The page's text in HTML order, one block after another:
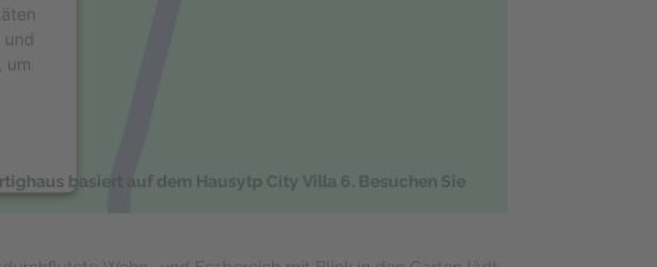
um
basiert auf dem Hausytp City Villa 6. Besuchen Sie